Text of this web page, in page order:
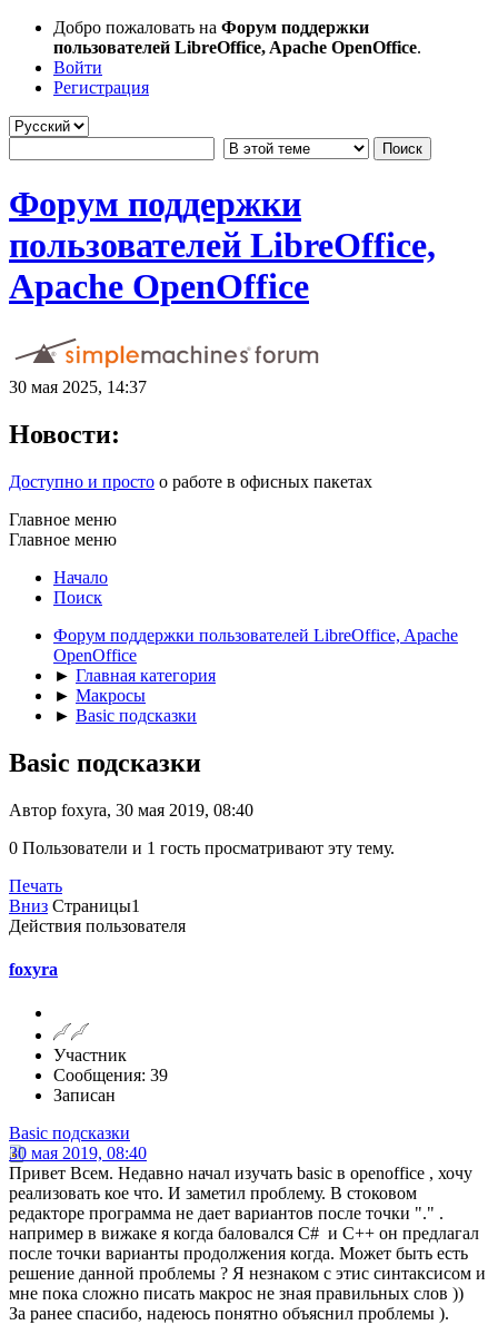
Добро пожаловать на Форум поддержки
пользователей LibreOffice, Apache OpenOffice.
Войти
Регистрация
Форум поддержки
пользователей LibreOffice,
Apache OpenOffice
30 мая 2025, 14:37
Новости:
Доступно и просто о работе в офисных пакетах
Главное меню
Главное меню
Начало
Поиск
Форум поддержки пользователей LibreOffice, Apache
OpenOffice
► Главная категория
► Макросы
► Basic подсказки
Basic подсказки
Автор foxyra, 30 мая 2019, 08:40
0 Пользователи и 1 гость просматривают эту тему.
Печать
Вниз Страницы1
Действия пользователя
foxyra
Участник
Сообщения: 39
Записан
Basic подсказки
30 мая 2019, 08:40
Привет Всем. Недавно начал изучать basic в openoffice , хочу
реализовать кое что. И заметил проблему. В стоковом
редакторе программа не дает вариантов после точки "." .
например в вижаке я когда баловался C# и С++ он предлагал
после точки варианты продолжения когда. Может быть есть
решение данной проблемы ? Я незнаком с этис синтаксисом и
мне пока сложно писать макрос не зная правильных слов ))
За ранее спасибо, надеюсь понятно объяснил проблемы ).